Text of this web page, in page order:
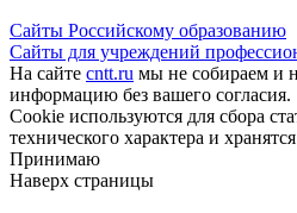
Сайты Российскому образованию
Сайты для учреждений
На сайте cntt.ru мы не собираем и
информацию без вашего согласия.
Cookie используются для сбора
технического характера и
Принимаю
Наверх страницы